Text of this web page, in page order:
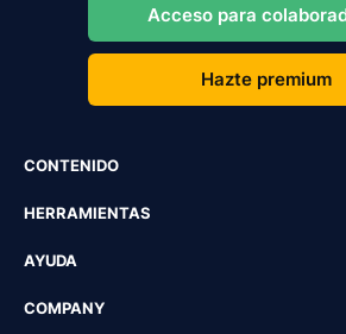
Acceso para
Hazte premium
CONTENIDO
HERRAMIENTAS
AYUDA
COMPANY